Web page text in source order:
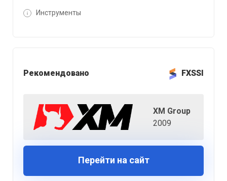
Инструменты
Рекомендовано FXSSI
XM Group
2009
Перейти на сайт